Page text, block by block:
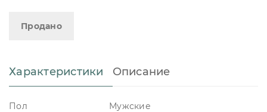
Продано
Характеристики Описание
Пол Мужские